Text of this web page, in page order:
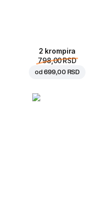
2 krompira
798,00 RSD
od699,00 RSD